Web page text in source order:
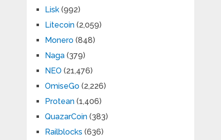
Lisk(992)
Litecoin(2,059)
Monero(848)
Naga(379)
NEO (21,476)
OmiseGo(2,226)
Protean(1,406)
QuazarCoin(383)
Railblocks (636)